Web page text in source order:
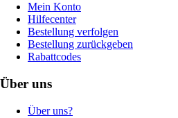
Mein Konto
Hilfecenter
Bestellung verfolgen
Bestellung zurückgeben
Rabattcodes
Über uns
Über uns?